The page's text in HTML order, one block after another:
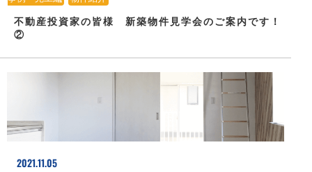
不動産投資家の皆様 新築物件見学会のご案内です！
②
2021.11.05